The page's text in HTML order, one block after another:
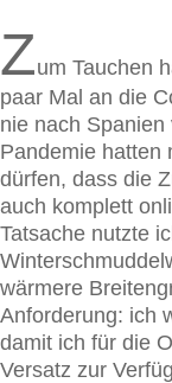
Zum Tauchen
paar Mal an die
nie nach
Pandemie hatten
dürfen, dass die
auch komplett
Tatsache nutzte
wärmere
Anforderung: ich
damit ich für die
Versatz zur